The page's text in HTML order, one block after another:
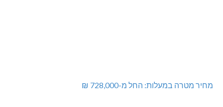
מחיר מטרה במעלות: החל מ-728,000 ₪